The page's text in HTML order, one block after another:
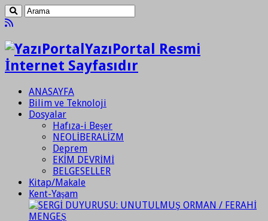
YazıPortal Resmi
İnternet Sayfasıdır
ANASAYFA
Bilim ve Teknoloji
Dosyalar
Hafıza-i Beşer
NEOLİBERALİZM
Deprem
EKİM DEVRİMİ
BELGESELLER
Kitap/Makale
Kent-Yaşam